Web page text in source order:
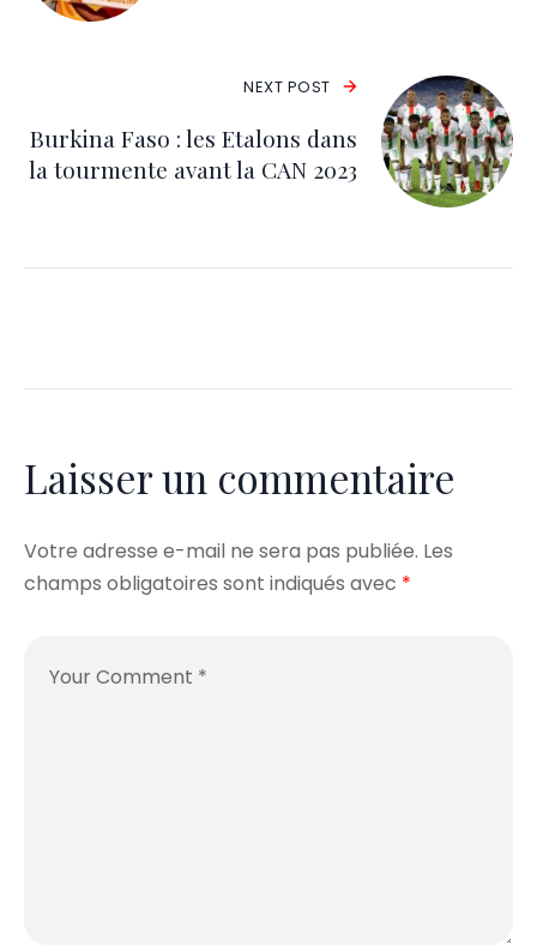
NEXT POST
Burkina Faso : les Etalons dans
la tourmente avant la CAN 2023
Laisser un commentaire
Votre adresse e-mail ne sera pas publiée. Les
champs obligatoires sont indiqués avec *